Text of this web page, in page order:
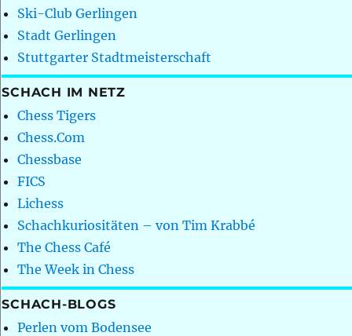
Ski-Club Gerlingen
Stadt Gerlingen
Stuttgarter Stadtmeisterschaft
SCHACH IM NETZ
Chess Tigers
Chess.Com
Chessbase
FICS
Lichess
Schachkuriositäten – von Tim Krabbé
The Chess Café
The Week in Chess
SCHACH-BLOGS
Perlen vom Bodensee